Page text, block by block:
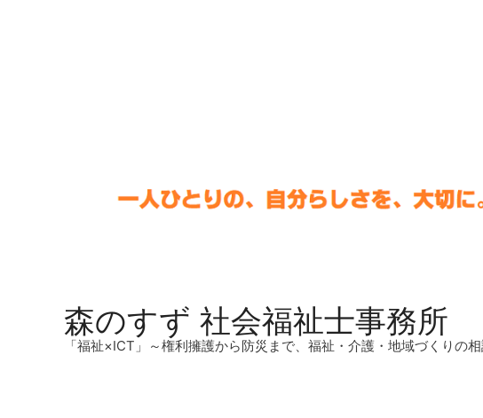
森のすず 社会福祉士事務所
「福祉×ICT」～権利擁護から防災まで、福祉・介護・地域づくりの